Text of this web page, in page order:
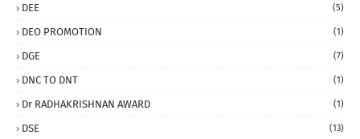
DEE (5)
DEO PROMOTION (1)
DGE (7)
DNC TO DNT (1)
Dr RADHAKRISHNAN AWARD (1)
DSE (13)